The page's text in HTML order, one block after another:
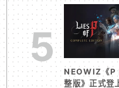
日開跑 白銀
位人氣成員泳
鎖
5
NEOWIZ《P
整版》正式